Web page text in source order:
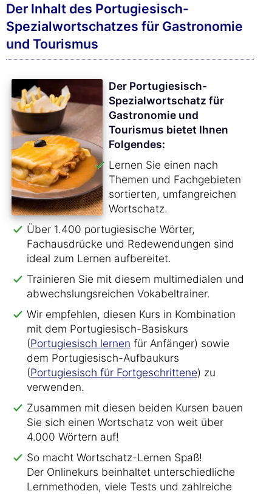
Der Inhalt des Portugiesisch-
Spezialwortschatzes für Gastronomie
und Tourismus
Der Portugiesisch-
Spezialwortschatz für
Gastronomie und
Tourismus bietet Ihnen
Folgendes:
Lernen Sie einen nach
Themen und Fachgebieten
sortierten, umfangreichen
Wortschatz.
Über 1.400 portugiesische Wörter,
Fachausdrücke und Redewendungen sind
ideal zum Lernen aufbereitet.
Trainieren Sie mit diesem multimedialen und
abwechslungsreichen Vokabeltrainer.
Wir empfehlen, diesen Kurs in Kombination
mit dem Portugiesisch-Basiskurs
(Portugiesisch lernen für Anfänger) sowie
dem Portugiesisch-Aufbaukurs
(Portugiesisch für Fortgeschrittene) zu
verwenden.
Zusammen mit diesen beiden Kursen bauen
Sie sich einen Wortschatz von weit über
4.000 Wörtern auf!
So macht Wortschatz-Lernen Spaß!
Der Onlinekurs beinhaltet unterschiedliche
Lernmethoden, viele Tests und zahlreiche